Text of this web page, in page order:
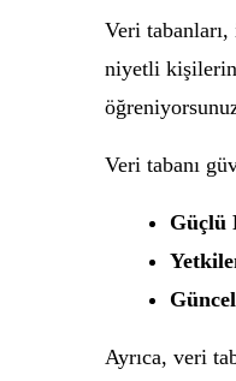
Veri
niyetli kişilerin
Veri tabanı
Güçlü
Ayrıca, veri